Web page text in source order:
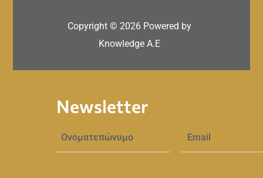
Copyright © 2026 Powered by
Knowledge A.E
Newsletter